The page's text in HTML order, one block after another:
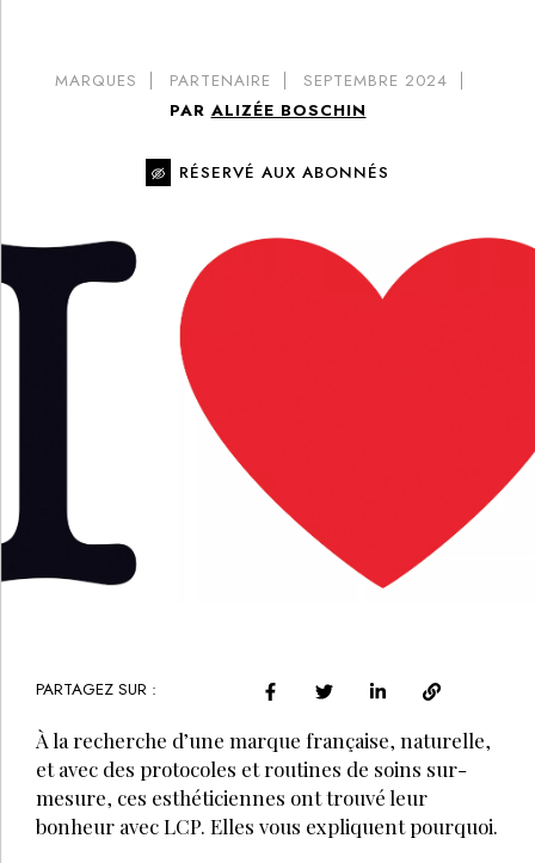
MARQUES PARTENAIRE
SEPTEMBRE 2024
PAR ALIZÉE BOSCHIN
RÉSERVÉ AUX ABONNÉS
PARTAGEZ SUR :
À la recherche d’une marque française, naturelle,
et avec des protocoles et routines de soins sur-
mesure, ces esthéticiennes ont trouvé leur
bonheur avec LCP. Elles vous expliquent pourquoi.